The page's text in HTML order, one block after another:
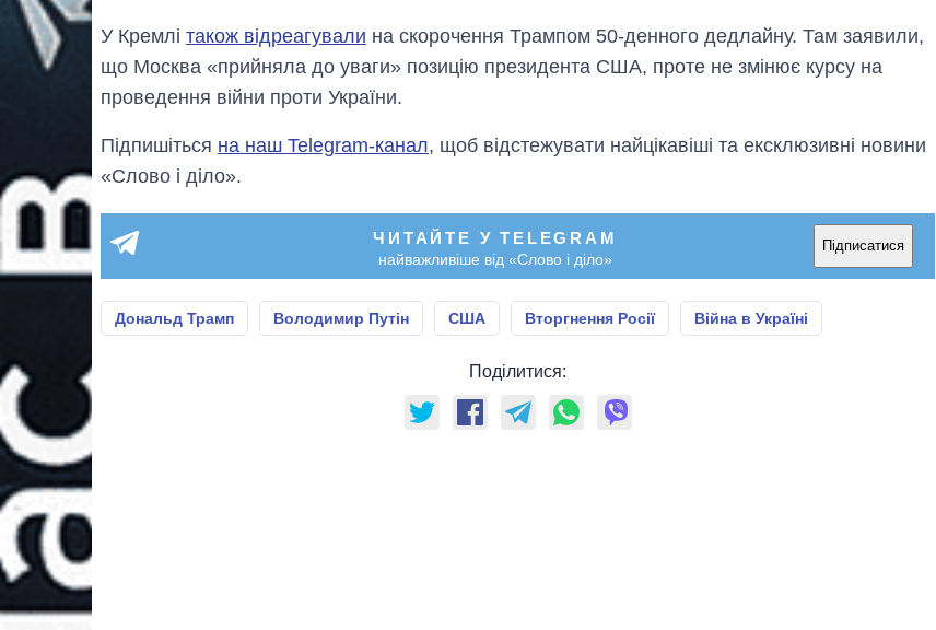
У Кремлі також відреагували на скорочення Трампом 50-денного дедлайну. Там заявили,
що Москва «прийняла до уваги» позицію президента США, проте не змінює курсу на
проведення війни проти України.
Підпишіться на наш Telegram-канал, щоб відстежувати найцікавіші та ексклюзивні новини
«Слово і діло».
ЧИТАЙТЕ У TELEGRAM
найважливіше від «Слово і діло»
Підписатися
Дональд Трамп Володимир Путін США Вторгнення Росії Війна в Україні
Поділитися: